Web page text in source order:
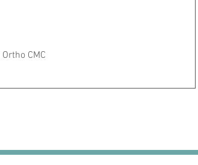
Vista rápida
CMC